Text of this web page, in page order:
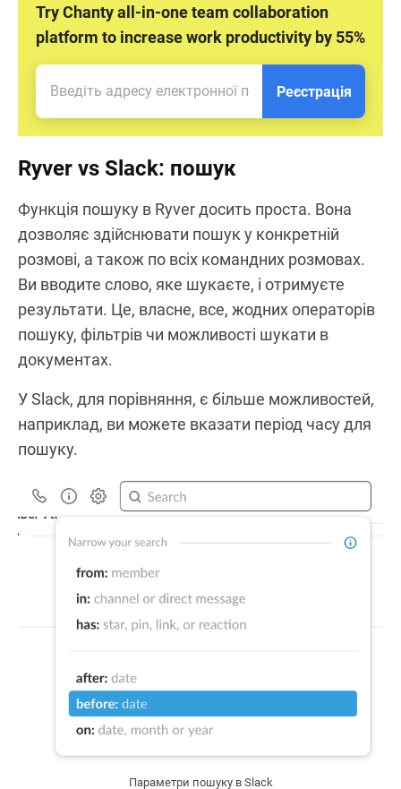
Try Chanty all-in-one team collaboration
platform to increase work productivity by 55%
Реєстрація
Ryver vs Slack: пошук
Функція пошуку в Ryver досить проста. Вона
дозволяє здійснювати пошук у конкретній
розмові, а також по всіх командних розмовах.
Ви вводите слово, яке шукаєте, і отримуєте
результати. Це, власне, все, жодних операторів
пошуку, фільтрів чи можливості шукати в
документах.
У Slack, для порівняння, є більше можливостей,
наприклад, ви можете вказати період часу для
пошуку.
Параметри пошуку в Slack